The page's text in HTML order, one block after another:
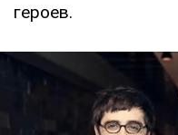
героев.